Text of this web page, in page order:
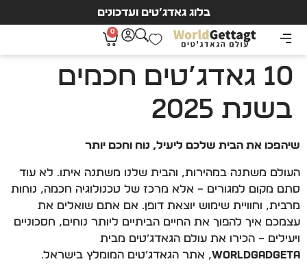
בלוג גאדג’טים ועדכונים
0
10 גאדג’טים חכמים
בשנת 2025
שיהפכו את הבית שלכם ליעיל, נוח וחכם יותר
העולם משתנה במהירות, והבית שלנו משתנה איתו. לא עוד
סתם מקום למגורים – אלא מרכז של טכנולוגיה חכמה, נוחות
מרבית, וחוויית שימוש יוצאת דופן. אם אתם שואלים את
עצמכם איך להפוך את החיים הביתיים ליותר נוחים, חסכוניים
ויעילים – הכירו את עולם הגאדג’טים מבית
WorldGadgeta, אתר הגאדג’טים המומלץ בישראל.